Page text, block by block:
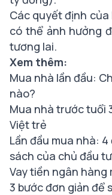
Các quyết định
có thể ảnh hưởng
tương lai.
Xem thêm:
Mua nhà lần đầu:
nào?
Mua nhà trước tuổi
Việt trẻ
Lần đầu mua nhà:
sách của chủ đầu tư
Vay tiền ngân hàng
3 bước đơn giản để